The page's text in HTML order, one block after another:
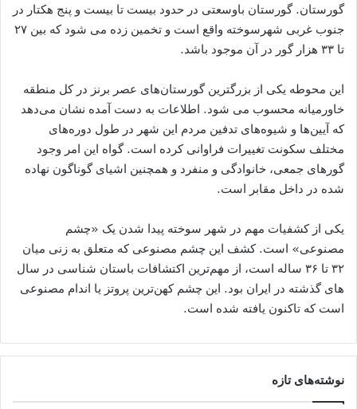
گورستان. گورستان باوسعتی در حدود بیست تا بیست و پنج هکتار در
جنوب غربی شهرسوخته واقع است و تخمین زده می شود که بین ۲۷
تا ۳۳ هزار گور در آن موجود باشد.
این محوطه یکی از بزرگترین گورستان‌های عصر برنز در کل منطقه
خاورمیانه محسوب می شود. اطلاعات به دست آمده نشان می‌دهد
که آیین‌ها و شیوه‌های تدفین مردم این شهر در طول دوره‌های
مختلف سکونت تغییرات فراوانی کرده است. گواه این امر وجود
گورهای جمعی، خانوادگی و منفرد و همچنین اشیای گوناگون نهاده
شده در داخل مقابر است.
یکی از کشفیات مهم در شهر سوخته پیدا شدن یک «چشم
مصنوعی» است. کشف این چشم مصنوعی که متعلق به زنی میان
۳۲ تا ۳۶ ساله است، از مهم‌ترین اکتشافات باستان شناسی در سال
‌های گذشته در ایران بود. این چشم کهن‌ترین پروتز یا اندام مصنوعی
است که تاکنون یافته شده است.
نوشته‌های تازه